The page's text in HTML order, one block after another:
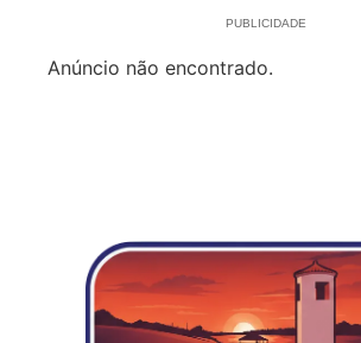
PUBLICIDADE
Anúncio não encontrado.